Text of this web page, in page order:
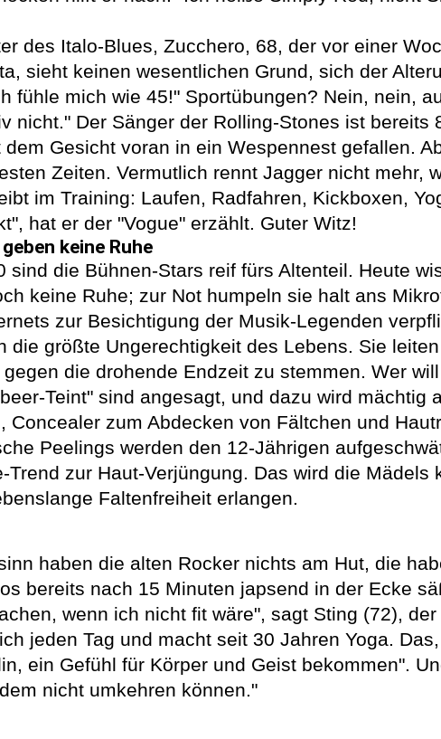
des Italo-Blues, Zucchero, 68, der vor einer
sieht keinen wesentlichen Grund, sich der
fühle mich wie 45!" Sportübungen? Nein, nein,
nicht." Der Sänger der Rolling-Stones ist
Gesicht voran in ein Wespennest gefallen.
Zeiten. Vermutlich rennt Jagger nicht mehr,
im Training: Laufen, Radfahren, Kickboxen,
hat er der "Vogue" erzählt. Guter Witz!
keine Ruhe
sind die Bühnen-Stars reif fürs Altenteil. Heute
keine Ruhe; zur Not humpeln sie halt ans
zur Besichtigung der Musik-Legenden
die größte Ungerechtigkeit des Lebens. Sie
die drohende Endzeit zu stemmen. Wer
Teint" sind angesagt, und dazu wird mächtig
Concealer zum Abdecken von Fältchen und
Peelings werden den 12-Jährigen
Trend zur Haut-Verjüngung. Das wird die
Faltenfreiheit erlangen.
haben die alten Rocker nichts am Hut, die
bereits nach 15 Minuten japsend in der Ecke
wenn ich nicht fit wäre", sagt Sting (72),
jeden Tag und macht seit 30 Jahren Yoga.
ein Gefühl für Körper und Geist bekommen".
nicht umkehren können."